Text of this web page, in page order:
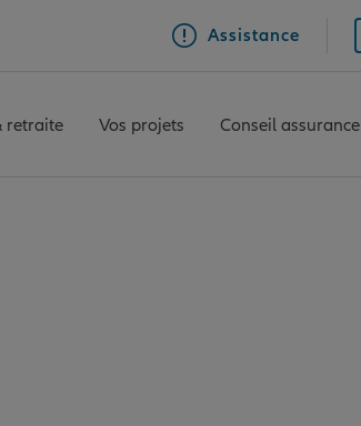
Assistance
retraite Vos projets Conseil assurance